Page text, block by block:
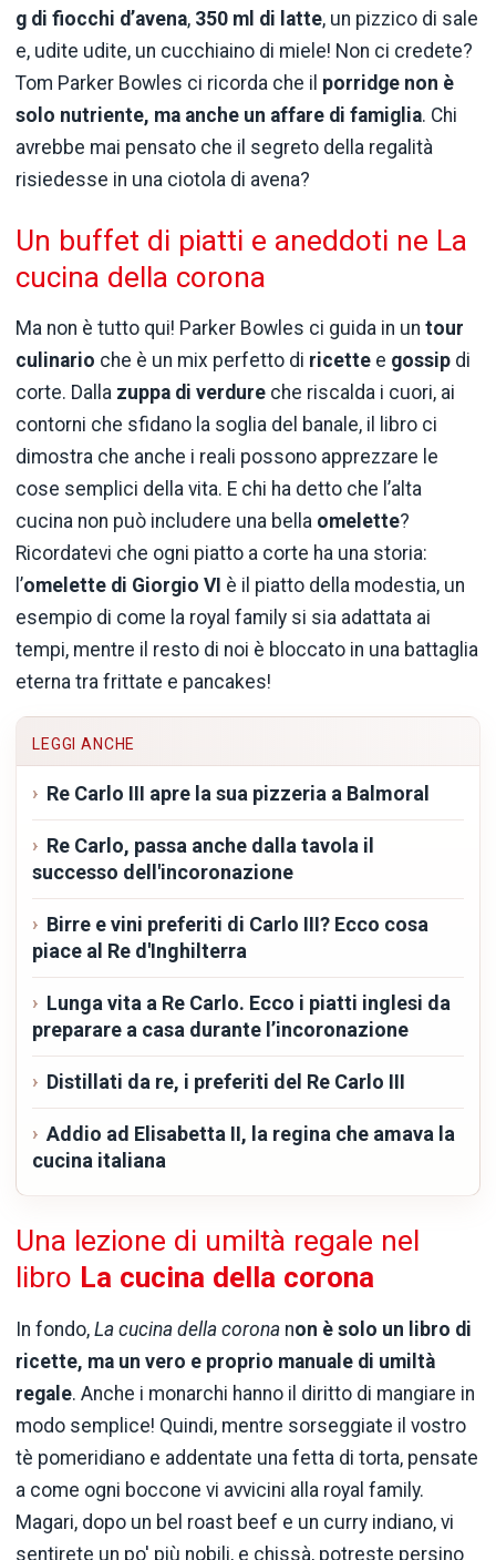
g di fiocchi d’avena, 350 ml di latte, un pizzico di sale
e, udite udite, un cucchiaino di miele! Non ci credete?
Tom Parker Bowles ci ricorda che il porridge non è
solo nutriente, ma anche un affare di famiglia. Chi
avrebbe mai pensato che il segreto della regalità
risiedesse in una ciotola di avena?
Un buffet di piatti e aneddoti ne La
cucina della corona
Ma non è tutto qui! Parker Bowles ci guida in un tour
culinario che è un mix perfetto di ricette e gossip di
corte. Dalla zuppa di verdure che riscalda i cuori, ai
contorni che sfidano la soglia del banale, il libro ci
dimostra che anche i reali possono apprezzare le
cose semplici della vita. E chi ha detto che l’alta
cucina non può includere una bella omelette?
Ricordatevi che ogni piatto a corte ha una storia:
l’omelette di Giorgio VI è il piatto della modestia, un
esempio di come la royal family si sia adattata ai
tempi, mentre il resto di noi è bloccato in una battaglia
eterna tra frittate e pancakes!
LEGGI ANCHE
Re Carlo III apre la sua pizzeria a Balmoral
Re Carlo, passa anche dalla tavola il
successo dell'incoronazione
Birre e vini preferiti di Carlo III? Ecco cosa
piace al Re d'Inghilterra
Lunga vita a Re Carlo. Ecco i piatti inglesi da
preparare a casa durante l’incoronazione
Distillati da re, i preferiti del Re Carlo III
Addio ad Elisabetta II, la regina che amava la
cucina italiana
Una lezione di umiltà regale nel
libro La cucina della corona
In fondo, La cucina della corona non è solo un libro di
ricette, ma un vero e proprio manuale di umiltà
regale. Anche i monarchi hanno il diritto di mangiare in
modo semplice! Quindi, mentre sorseggiate il vostro
tè pomeridiano e addentate una fetta di torta, pensate
a come ogni boccone vi avvicini alla royal family.
Magari, dopo un bel roast beef e un curry indiano, vi
sentirete un po' più nobili, e chissà, potreste persino